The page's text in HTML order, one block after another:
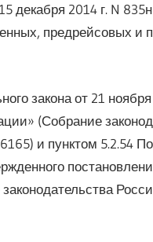
декабря 2014 г. N 835н
предрейсовых и
закона от 21
(Собрание
и пунктом 5.2.54